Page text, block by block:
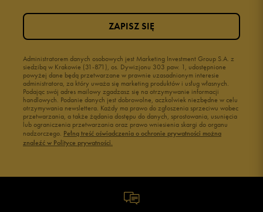
Administratorem danych osobowych jest Marketing Investment Group S.A. z
siedzibą w Krakowie (31-871), os. Dywizjonu 303 paw. 1, udostępnione
powyżej dane będą przetwarzane w prawnie uzasadnionym interesie
administratora, za który uważa się marketing produktów i usług własnych.
Podając swój adres mailowy zgadzasz się na otrzymywanie informacji
handlowych. Podanie danych jest dobrowolne, aczkolwiek niezbędne w celu
otrzymywania newslettera. Każdy ma prawo do zgłoszenia sprzeciwu wobec
przetwarzania, a także żądania dostępu do danych, sprostowania, usunięcia
lub ograniczenia przetwarzania oraz prawo wniesienia skargi do organu
nadzorczego. Pełną treść oświadczenia o ochronie prywatności można
znaleźć w Polityce prywatności.
ZAPISZ SIĘ